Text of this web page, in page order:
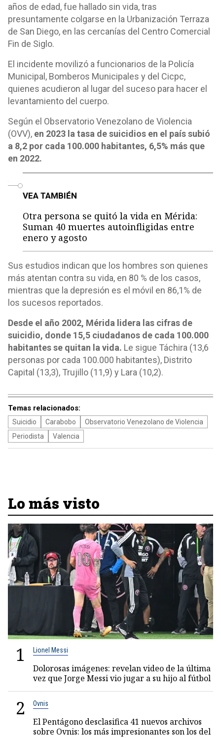
años de edad, fue hallado sin vida, tras
presuntamente colgarse en la Urbanización Terraza
de San Diego, en las cercanías del Centro Comercial
Fin de Siglo.
El incidente movilizó a funcionarios de la Policía
Municipal, Bomberos Municipales y del Cicpc,
quienes acudieron al lugar del suceso para hacer el
levantamiento del cuerpo.
Según el Observatorio Venezolano de Violencia
(OVV), en 2023 la tasa de suicidios en el país subió
a 8,2 por cada 100.000 habitantes, 6,5% más que
en 2022.
VEA TAMBIÉN
Otra persona se quitó la vida en Mérida:
Suman 40 muertes autoinfligidas entre
enero y agosto
Sus estudios indican que los hombres son quienes
más atentan contra su vida, en 80 % de los casos,
mientras que la depresión es el móvil en 86,1% de
los sucesos reportados.
Desde el año 2002, Mérida lidera las cifras de
suicidio, donde 15,5 ciudadanos de cada 100.000
habitantes se quitan la vida. Le sigue Táchira (13,6
personas por cada 100.000 habitantes), Distrito
Capital (13,3), Trujillo (11,9) y Lara (10,2).
Temas relacionados:
Suicidio Carabobo
Observatorio Venezolano de Violencia
Periodista
Valencia
Lo más visto
1 Lionel Messi
Dolorosas imágenes: revelan video de la última
vez que Jorge Messi vio jugar a su hijo al fútbol
2 Ovnis
El Pentágono desclasifica 41 nuevos archivos
sobre Ovnis: los más impresionantes son los del